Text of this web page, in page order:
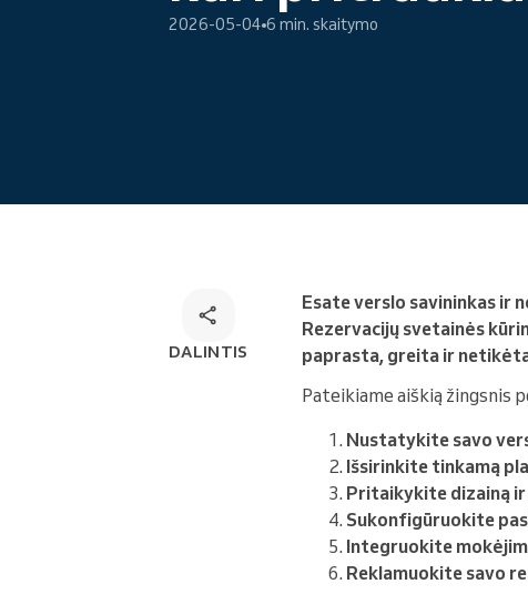
Internetinė rezervacija
2026-05-04 6 min. skaitymo
DALINTIS
Esate verslo savininkas ir
Rezervacijų svetainės
paprasta, greita ir
Pateikiame aiškią žingsnis
Nustatykite savo
Išsirinkite tinkamą
Pritaikykite dizainą
Sukonfigūruokite
Integruokite
Reklamuokite savo